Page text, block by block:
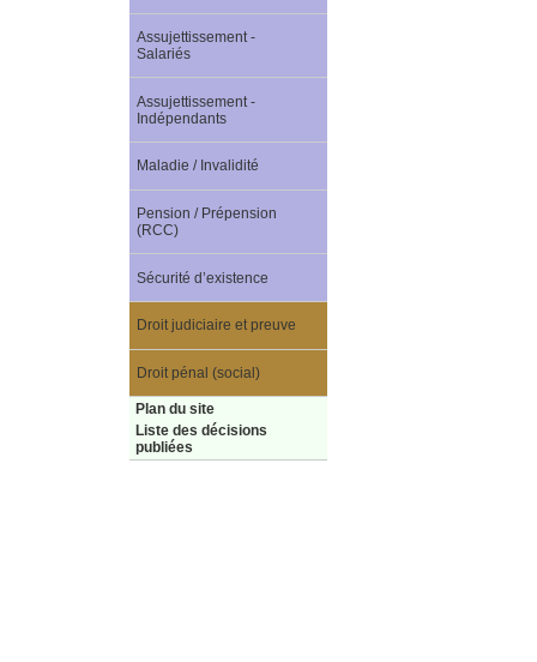
Assujettissement -
Salariés
Assujettissement -
Indépendants
Maladie / Invalidité
Pension / Prépension
(RCC)
Sécurité d’existence
Droit judiciaire et preuve
Droit pénal (social)
Plan du site
Liste des décisions
publiées